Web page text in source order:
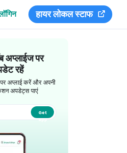
हायर लोकल स्टाफ
अप्लाईज पर
रहें
अप्लाई करें और अपनी
अपडेट्स पाएं
Get
app